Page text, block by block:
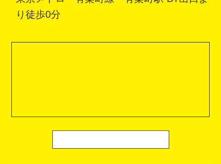
り徒歩0分